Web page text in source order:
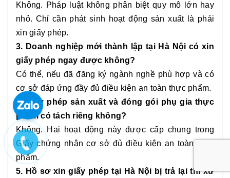
Không. Pháp luật không phân biệt quy mô lớn hay
nhỏ. Chỉ cần phát sinh hoạt động sản xuất là phải
xin giấy phép.
3. Doanh nghiệp mới thành lập tại Hà Nội có xin
giấy phép ngay được không?
Có thể, nếu đã đăng ký ngành nghề phù hợp và có
cơ sở đáp ứng đầy đủ điều kiện an toàn thực phẩm.
4. Giấy phép sản xuất và đóng gói phụ gia thực
phẩm có tách riêng không?
Không. Hai hoạt động này được cấp chung trong
Giấy chứng nhận cơ sở đủ điều kiện an toàn thực
phẩm.
5. Hồ sơ xin giấy phép tại Hà Nội bị trả lại thì xử